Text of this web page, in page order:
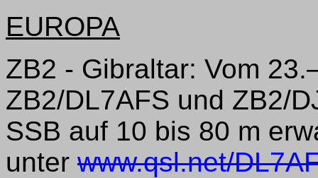
EUROPA
ZB2 - Gibraltar: Vom
ZB2/DL7AFS und ZB2/
SSB auf 10 bis 80 m
unter www.qsl.net/